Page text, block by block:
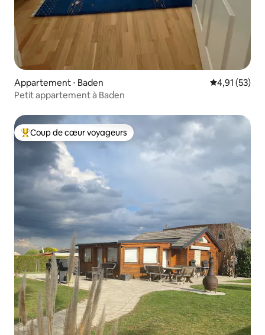
Appartement ⋅ Baden Évaluation
4,91 (53)
Petit appartement à Baden
Coups de cœur voyageurs les plus appréciés
Coup de cœur voyageurs